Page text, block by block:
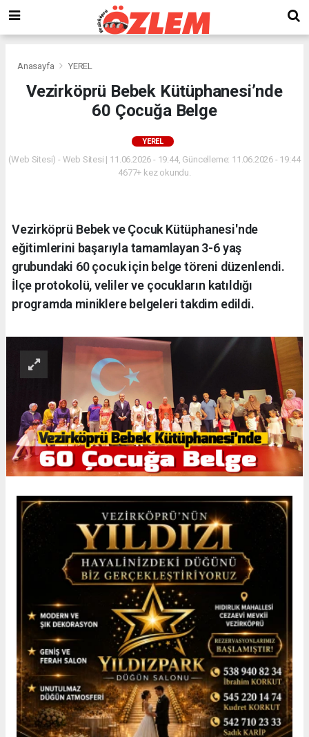
Anasayfa YEREL
Vezirköprü Bebek Kütüphanesi’nde
60 Çocuğa Belge
YEREL
(Web Sitesi) - Web Sitesi | 11.06.2026 - 19:44, Güncelleme: 11.06.2026 - 19:44
4677+ kez okundu.
Vezirköprü Bebek ve Çocuk Kütüphanesi'nde
eğitimlerini başarıyla tamamlayan 3-6 yaş
grubundaki 60 çocuk için belge töreni düzenlendi.
İlçe protokolü, veliler ve çocukların katıldığı
programda miniklere belgeleri takdim edildi.